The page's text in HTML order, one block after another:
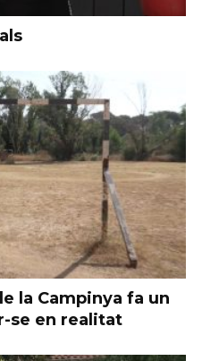
la Campinya fa un
se en realitat